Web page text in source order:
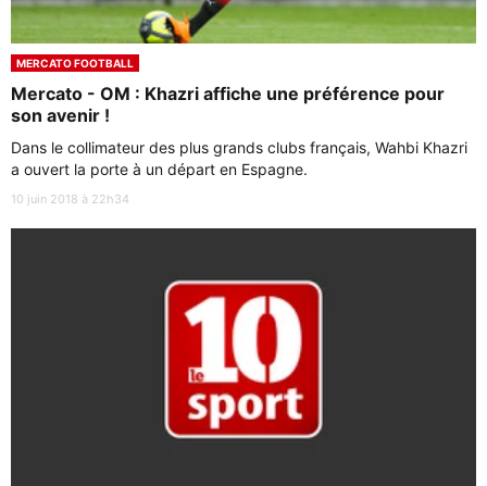
MERCATO FOOTBALL
Mercato - OM : Khazri affiche une préférence pour
son avenir !
Dans le collimateur des plus grands clubs français, Wahbi Khazri
a ouvert la porte à un départ en Espagne.
10 juin 2018 à 22h34